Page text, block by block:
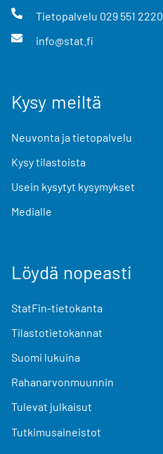
Tietopalvelu 029 551 2220
info@stat.fi
Kysy meiltä
Neuvonta ja tietopalvelu
Kysy tilastoista
Usein kysytyt kysymykset
Medialle
Löydä nopeasti
StatFin-tietokanta
Tilastotietokannat
Suomi lukuina
Rahanarvonmuunnin
Tulevat julkaisut
Tutkimusaineistot